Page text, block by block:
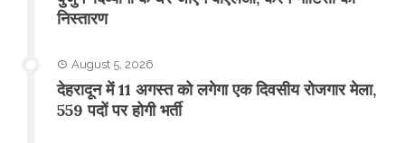
निस्तारण
August 5, 2026
​देहरादून में 11 अगस्त को लगेगा एक दिवसीय रोजगार मेला,
559 पदों पर होगी भर्ती